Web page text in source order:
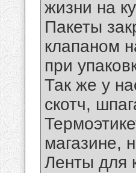
жизни на
Пакеты
клапаном
при
Так же у
скотч,
магазине,
Ленты для